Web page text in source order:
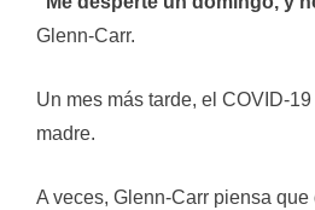
Glenn-Carr.
Un mes más tarde, el COVID-
madre.
A veces, Glenn-Carr piensa